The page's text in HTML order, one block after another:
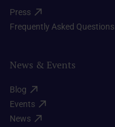
Press​
Frequently Asked Questions ​
News & Events
Blog​
Events​
News​